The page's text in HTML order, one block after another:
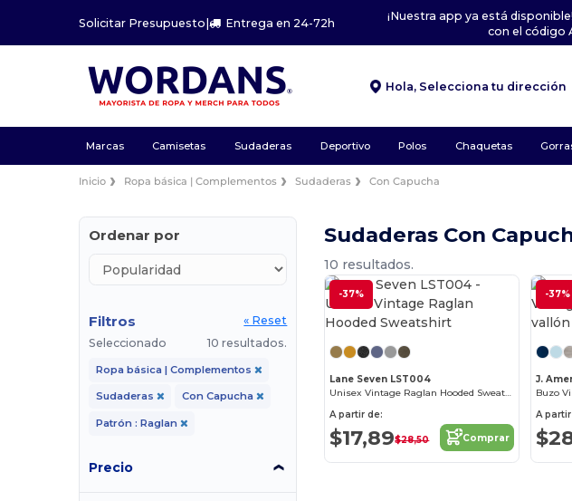
Solicitar Presupuesto| Entrega en 24-72h
¡Nuestra app ya está
con el código
Hola, Selecciona tu dirección
Marcas Camisetas Sudaderas Deportivo Polos Chaquetas
Inicio Ropa básica | Complementos Sudaderas Con Capucha
Ordenar por
Filtros
« Reset
Seleccionado
10 resultados.
Ropa básica | Complementos
Sudaderas Con Capucha
Patrón : Raglan
Precio
Sudaderas Con
10 resultados.
-37%
¡Personalízalo!
Lane Seven LST004
Unisex Vintage Raglan Hooded Sweatshirt
A partir de:
$17,89$28,50 Comprar
-37%
J.
A